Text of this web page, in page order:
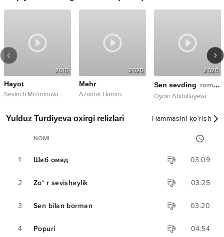
2015
Hayot
Sevinch Mo'minova
2025
Mehr
Azamat Hamro
2025
Sen sevding romans
Oydin Abdullayeva
Yulduz Turdiyeva oxirgi relizlari Hammasini ko‘rish
NOMI
1 Шаб омад 03:09
2 Zoʻ r sevishaylik 03:25
3 Sen bilan borman 03:20
4 Popuri 04:54